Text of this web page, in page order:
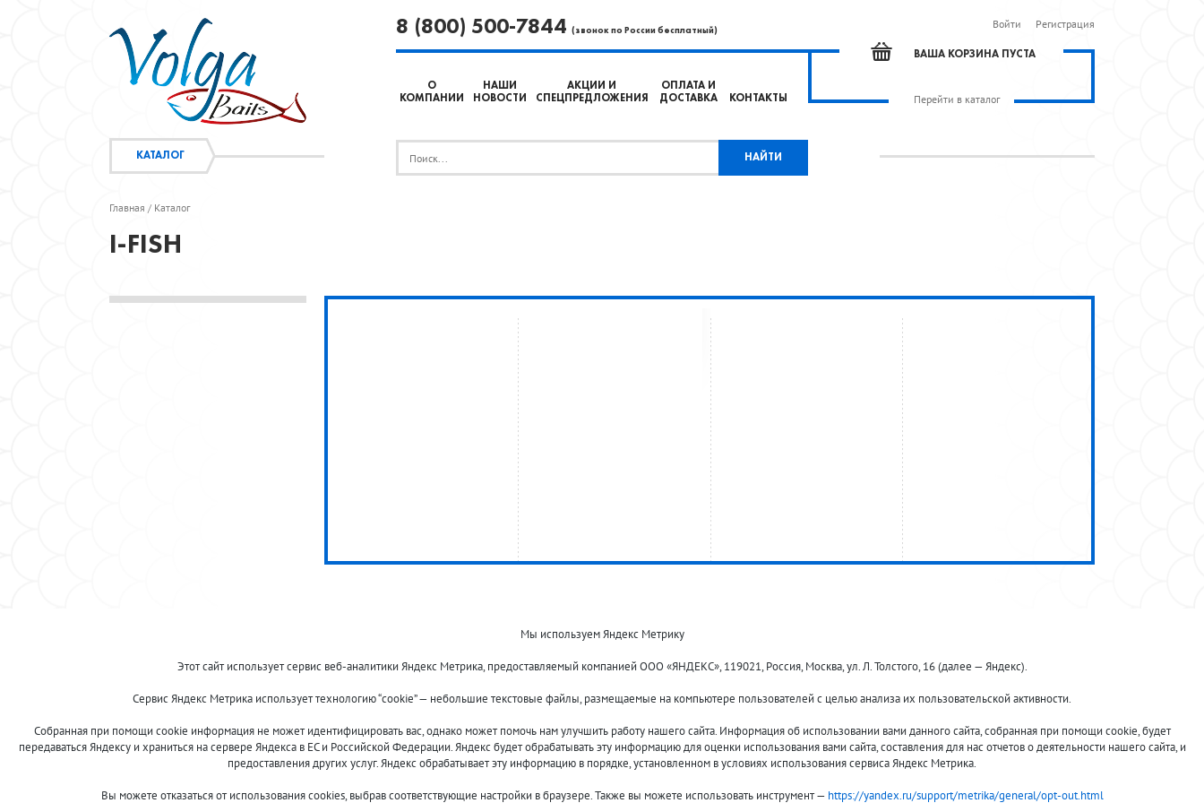
КАТАЛОГ
8 (800) 500-7844 (звонок по России бесплатный) Войти Регистрация
ВАША КОРЗИНА ПУСТА
Перейти в каталог
О
КОМПАНИИ
НАШИ
НОВОСТИ
АКЦИИ И
СПЕЦПРЕДЛОЖЕНИЯ
ОПЛАТА И
ДОСТАВКА
КОНТАКТЫ
Главная / Каталог
I-FISH
© 2013-2024 "Волжские приманки"
8 (800)
500-7844
Оплата и доставка
О компании
Гарантия и сервис
Контакты
Помощь
Сообщить об ошибке
Принимаем к оплате:
Мы используем Яндекс Метрику
Этот сайт использует сервис веб-аналитики Яндекс Метрика, предоставляемый компанией ООО «ЯНДЕКС», 119021, Россия, Москва, ул. Л. Толстого, 16 (далее — Яндекс).
Сервис Яндекс Метрика использует технологию “cookie” — небольшие текстовые файлы, размещаемые на компьютере пользователей с целью анализа их пользовательской активности.
Собранная при помощи cookie информация не может идентифицировать вас, однако может помочь нам улучшить работу нашего сайта. Информация об использовании вами данного сайта, собранная при помощи cookie, будет
передаваться Яндексу и храниться на сервере Яндекса в ЕС и Российской Федерации. Яндекс будет обрабатывать эту информацию для оценки использования вами сайта, составления для нас отчетов о деятельности нашего сайта, и
предоставления других услуг. Яндекс обрабатывает эту информацию в порядке, установленном в условиях использования сервиса Яндекс Метрика.
Вы можете отказаться от использования cookies, выбрав соответствующие настройки в браузере. Также вы можете использовать инструмент — https://yandex.ru/support/metrika/general/opt-out.html